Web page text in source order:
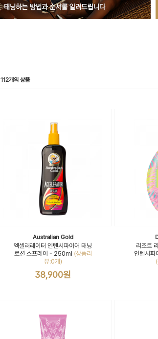
112개의 상품
Australian Gold
엑셀러레이터 인텐시파이어 태닝
로션 스프레이 - 250ml (상품리
뷰:0개)
38,900원
리조트
인텐시